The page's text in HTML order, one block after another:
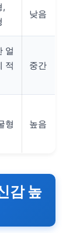
,
낮음
얼
적
중간
형 높음
감 높